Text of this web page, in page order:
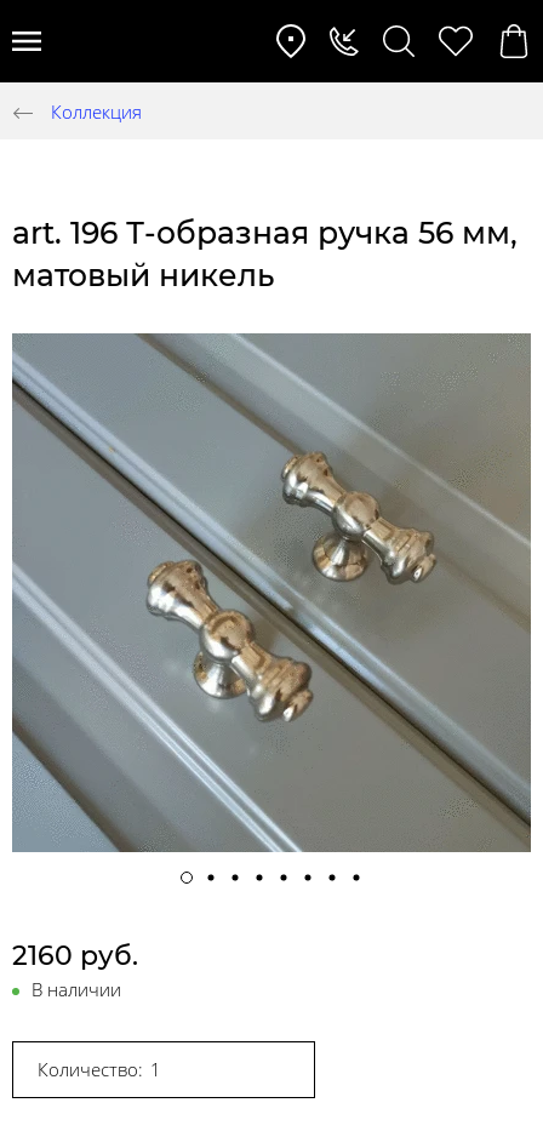
Коллекция
art. 196 Т-образная ручка 56 мм,
матовый никель
2160 руб.
В наличии
Количество: